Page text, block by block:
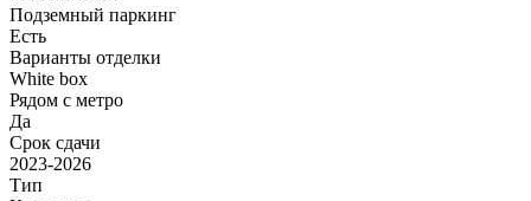
Подземный паркинг
Есть
Варианты отделки
White box
Рядом с метро
Да
Срок сдачи
2023-2026
Тип